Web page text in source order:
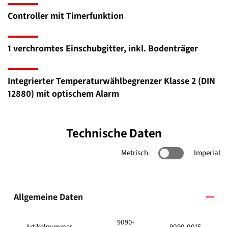
Controller mit Timerfunktion
1 verchromtes Einschubgitter, inkl. Bodenträger
Integrierter Temperaturwählbegrenzer Klasse 2 (DIN
12880) mit optischem Alarm
Technische Daten
Metrisch Imperial
Allgemeine Daten
9090-